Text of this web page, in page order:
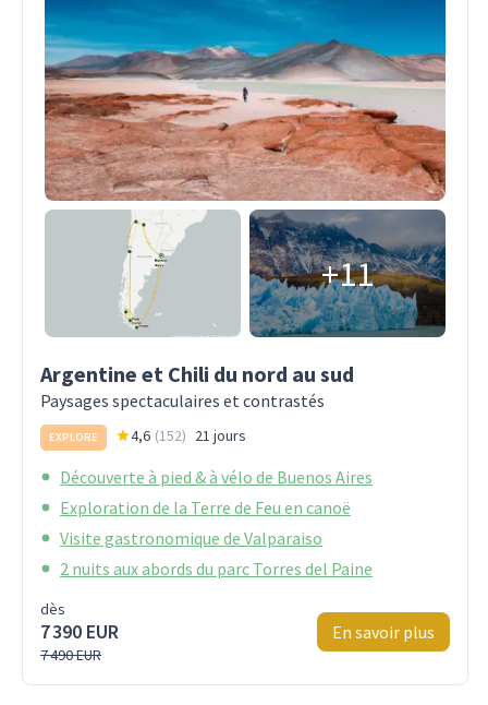
+11
Argentine et Chili du nord au sud
Paysages spectaculaires et contrastés
EXPLORE 4,6 (152) 21 jours
Découverte à pied & à vélo de Buenos Aires
Exploration de la Terre de Feu en canoë
Visite gastronomique de Valparaiso
2 nuits aux abords du parc Torres del Paine
dès
7 390 EUR
7 490 EUR
En savoir plus